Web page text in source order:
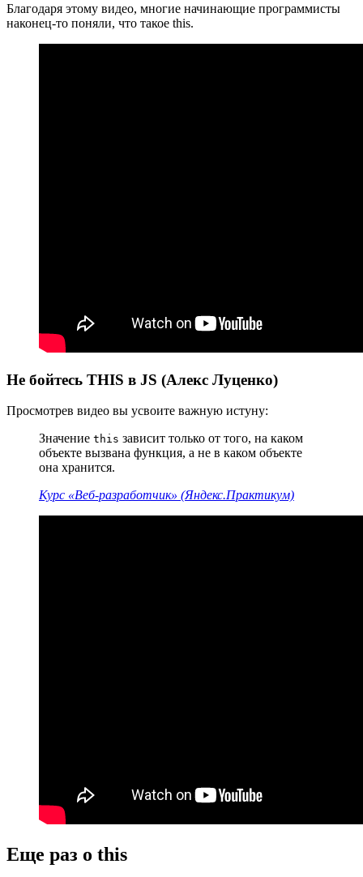
Благодаря этому видео, многие начинающие программисты
наконец-то поняли, что такое this.
Не бойтесь THIS в JS (Алекс Луценко)
Просмотрев видео вы усвоите важную истуну:
Значение this зависит только от того, на каком
объекте вызвана функция, а не в каком объекте
она хранится.
Курс «Веб‑разработчик» (Яндекс.Практикум)
Еще раз о this